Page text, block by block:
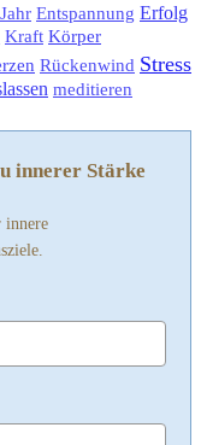
Entspannung Erfolg
Kraft Körper
Rückenwind Stress
meditieren
innerer Stärke
innere